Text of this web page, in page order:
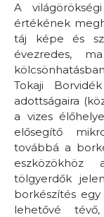
A
értékének
táj képe és
évezredes,
Tokaji
adottságaira
a vizes
elősegítő
továbbá a
eszközökhöz
tölgyerdők
borkészítés
lehetővé